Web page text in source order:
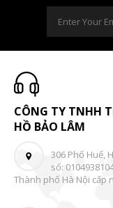
CÔNG TY TNHH
HỒ BẢO LÂM
306 Phố Huế,
số:
Thành phố Hà Nội cấp